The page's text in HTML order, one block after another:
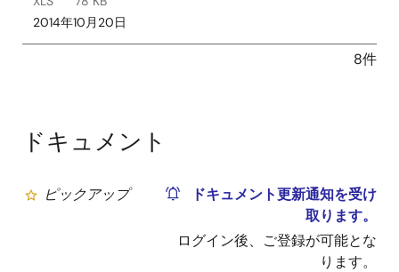
2014年10月20日
8件
ドキュメント
ピックアップ
ドキュメント更新通知を受け
取ります。
ログイン後、ご登録が可能とな
ります。